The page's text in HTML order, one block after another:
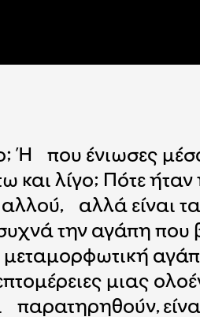
Ή που ένιωσες
λίγο; Πότε ήταν
αλλά είναι
την αγάπη που
μιας
παρατηρηθούν,